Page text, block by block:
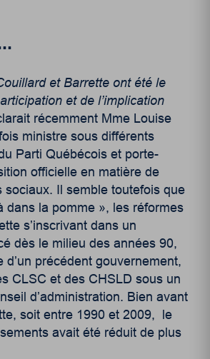
et Barrette ont été le
et de l’implication
récemment Mme Louise
ministre sous différents
Parti Québécois et porte-
officielle en matière de
sociaux. Il semble toutefois que
dans la pomme », les réformes
s’inscrivant dans un
dès le milieu des années 90,
d’un précédent gouvernement,
CLSC et des CHSLD sous un
d’administration. Bien avant
soit entre 1990 et 2009, le
avait été réduit de plus